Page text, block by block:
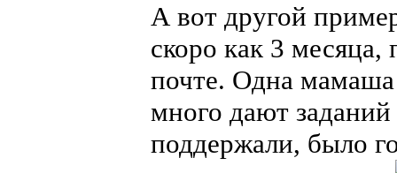
А вот другой
скоро как 3 месяца,
почте. Одна
много дают заданий
поддержали, было